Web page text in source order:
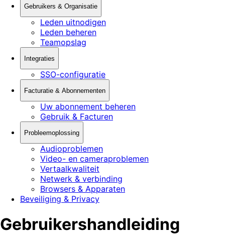
Gebruikers & Organisatie
Leden uitnodigen
Leden beheren
Teamopslag
Integraties
SSO-configuratie
Facturatie & Abonnementen
Uw abonnement beheren
Gebruik & Facturen
Probleemoplossing
Audioproblemen
Video- en cameraproblemen
Vertaalkwaliteit
Netwerk & verbinding
Browsers & Apparaten
Beveiliging & Privacy
Gebruikershandleiding